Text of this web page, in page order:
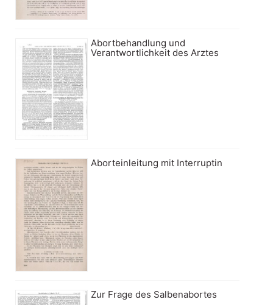
Abortbehandlung und
Verantwortlichkeit des Arztes
Aborteinleitung mit Interruptin
Zur Frage des Salbenabortes